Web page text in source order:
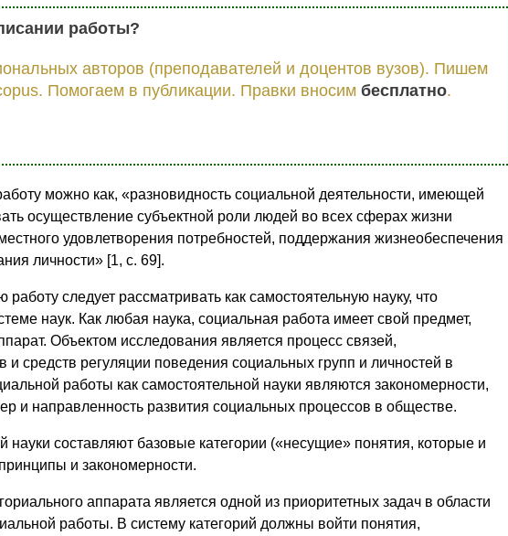
работы?
авторов (преподавателей и доцентов вузов). Пишем
Помогаем в публикации. Правки вносим бесплатно.
можно как, «разновидность социальной деятельности, имеющей
осуществление субъектной роли людей во всех сферах жизни
удовлетворения потребностей, поддержания жизнеобеспечения
личности» [1, с. 69].
следует рассматривать как самостоятельную науку, что
наук. Как любая наука, социальная работа имеет свой предмет,
Объектом исследования является процесс связей,
и средств регуляции поведения социальных групп и личностей в
работы как самостоятельной науки являются закономерности,
и направленность развития социальных процессов в обществе.
составляют базовые категории («несущие» понятия, которые и
и закономерности.
аппарата является одной из приоритетных задач в области
работы. В систему категорий должны войти понятия,